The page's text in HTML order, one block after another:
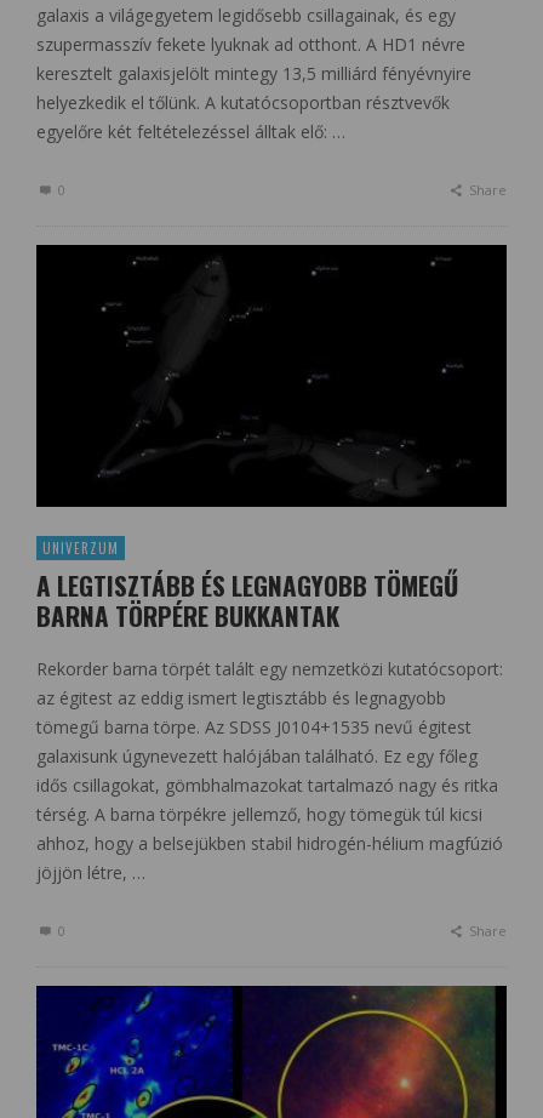
galaxis a világegyetem legidősebb csillagainak, és egy
szupermasszív fekete lyuknak ad otthont. A HD1 névre
keresztelt galaxisjelölt mintegy 13,5 milliárd fényévnyire
helyezkedik el tőlünk. A kutatócsoportban résztvevők
egyelőre két feltételezéssel álltak elő: …
0 Share
UNIVERZUM
A LEGTISZTÁBB ÉS LEGNAGYOBB TÖMEGŰ
BARNA TÖRPÉRE BUKKANTAK
Rekorder barna törpét talált egy nemzetközi kutatócsoport:
az égitest az eddig ismert legtisztább és legnagyobb
tömegű barna törpe. Az SDSS J0104+1535 nevű égitest
galaxisunk úgynevezett halójában található. Ez egy főleg
idős csillagokat, gömbhalmazokat tartalmazó nagy és ritka
térség. A barna törpékre jellemző, hogy tömegük túl kicsi
ahhoz, hogy a belsejükben stabil hidrogén-hélium magfúzió
jöjjön létre, …
0 Share